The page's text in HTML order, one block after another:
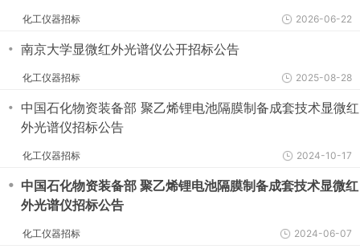
化工仪器招标 2026-06-22
・ 南京大学显微红外光谱仪公开招标公告
化工仪器招标 2025-08-28
・ 中国石化物资装备部 聚乙烯锂电池隔膜制备成套技术显微红
外光谱仪招标公告
化工仪器招标 2024-10-17
・ 中国石化物资装备部 聚乙烯锂电池隔膜制备成套技术显微红
外光谱仪招标公告
化工仪器招标 2024-06-07